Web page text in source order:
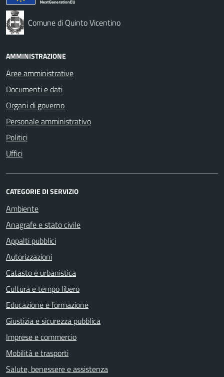
Comune di Quinto Vicentino
AMMINISTRAZIONE
Aree amministrative
Documenti e dati
Organi di governo
Personale amministrativo
Politici
Uffici
CATEGORIE DI SERVIZIO
Ambiente
Anagrafe e stato civile
Appalti pubblici
Autorizzazioni
Catasto e urbanistica
Cultura e tempo libero
Educazione e formazione
Giustizia e sicurezza pubblica
Imprese e commercio
Mobilità e trasporti
Salute, benessere e assistenza